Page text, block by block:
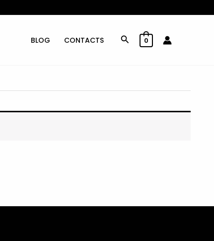
BLOG CONTACTS Rechercher
0